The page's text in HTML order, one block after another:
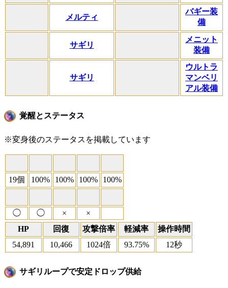
メルティ
バギー装
備
サギリ
メニット
装備
サギリ
ウルトラ
マンベリ
アル装備
覚醒とステータス
※変身後のステータスを掲載しています
19個 100% 100% 100% 100%
◯ ◯ ×
×
HP
回復 攻撃倍率 軽減率
操作時間
54,891
10,466 1024倍 93.75% 12秒
サギリループで安定ドロップ供給